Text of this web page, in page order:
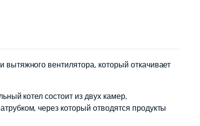
вентилятора, который откачивает
котел состоит из двух камер,
через который отводятся продукты